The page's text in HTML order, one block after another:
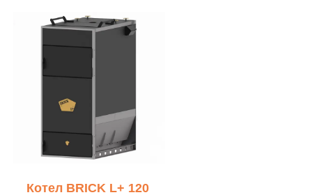
Котел BRICK L+ 120